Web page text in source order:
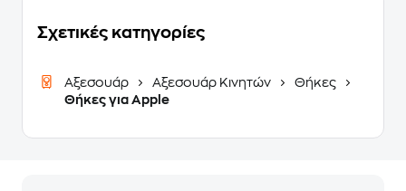
Σχετικές κατηγορίες
Αξεσουάρ Αξεσουάρ Κινητών
Θήκες
Θήκες για Apple